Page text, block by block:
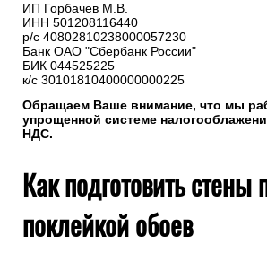
ИП Горбачев М.В.
ИНН 501208116440
р/с 40802810238000057230
Банк ОАО "Сбербанк России"
БИК 044525225
к/с 30101810400000000225
Обращаем Ваше внимание, что мы
упрощенной системе
НДС.
Как подготовить стены
поклейкой обоев